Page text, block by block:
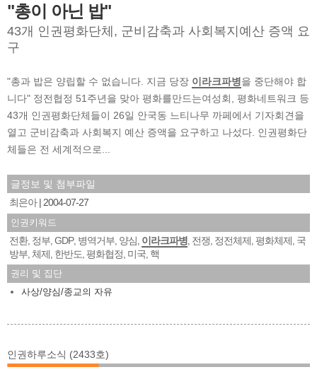
"총이 아닌 밥"
43개 인권평화단체, 군비감축과 사회복지예산 증액 요
구
"총과 밥은 양립할 수 없습니다. 지금 당장 이라크파병을 중단해야 합
니다" 정전협정 51주년을 맞아 평화를만드는여성회, 평화네트워크 등
43개 인권평화단체들이 26일 안국동 느티나무 까페에서 기자회견을
열고 군비감축과 사회복지 예산 증액을 요구하고 나섰다. 인권평화단
체들은 전 세계적으로...
글정보 및 첨부파일
최은아
2004-07-27
인권키워드
전환, 정부 GDP, 병역거부 양심 이라크파병 전쟁 정전체제 평화체제 국
방부 체제 한반도 평화협정 미국 핵
권리 및 집단
사상/양심/종교의 자유
인권하루소식 (2433호)